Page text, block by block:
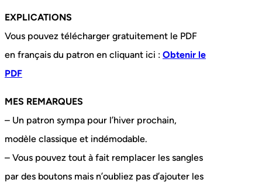
EXPLICATIONS
Vous pouvez télécharger gratuitement le PDF
en français du patron en cliquant ici : Obtenir le
PDF
MES REMARQUES
– Un patron sympa pour l’hiver prochain,
modèle classique et indémodable.
– Vous pouvez tout à fait remplacer les sangles
par des boutons mais n’oubliez pas d’ajouter les